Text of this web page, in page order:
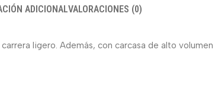
ADICIONALVALORACIONES (0)
ligero. Además, con carcasa de alto